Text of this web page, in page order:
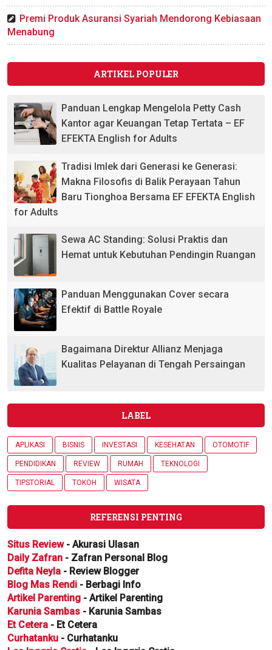
Premi Produk Asuransi Syariah Mendorong Kebiasaan
Menabung
ARTIKEL POPULER
Panduan Lengkap Mengelola Petty Cash
Kantor agar Keuangan Tetap Tertata – EF
EFEKTA English for Adults
Tradisi Imlek dari Generasi ke Generasi:
Makna Filosofis di Balik Perayaan Tahun
Baru Tionghoa Bersama EF EFEKTA English
for Adults
Sewa AC Standing: Solusi Praktis dan
Hemat untuk Kebutuhan Pendingin Ruangan
Panduan Menggunakan Cover secara
Efektif di Battle Royale
Bagaimana Direktur Allianz Menjaga
Kualitas Pelayanan di Tengah Persaingan
LABEL
APLIKASI BISNIS INVESTASI KESEHATAN OTOMOTIF
PENDIDIKAN REVIEW RUMAH TEKNOLOGI
TIPSTORIAL TOKOH WISATA
REFERENSI PENTING
Situs Review- Akurasi Ulasan
Daily Zafran - Zafran Personal Blog
Defita Neyla - Review Blogger
Blog Mas Rendi - Berbagi Info
Artikel Parenting - Artikel Parenting
Karunia Sambas - Karunia Sambas
Et Cetera - Et Cetera
Curhatanku - Curhatanku